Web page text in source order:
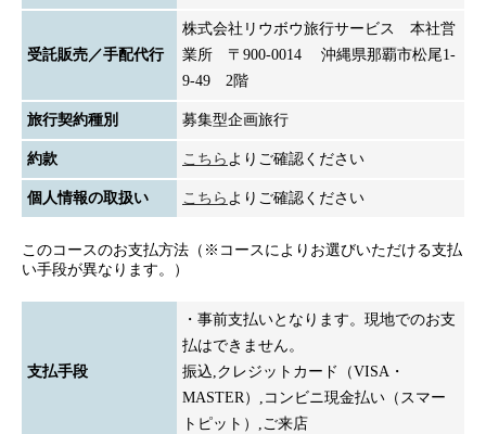
受託販売／手配代行
株式会社リウボウ旅行サービス 本社営
業所 〒900-0014 沖縄県那覇市松尾1-
9-49 2階
旅行契約種別 募集型企画旅行
約款 こちら よりご確認ください
個人情報の取扱い こちら よりご確認ください
このコースのお支払方法（※コースによりお選びいただける支払
い手段が異なります。）
支払手段
・事前支払いとなります。現地でのお支
払はできません。
振込,クレジットカード（VISA・
MASTER）,コンビニ現金払い（スマー
トピット）,ご来店